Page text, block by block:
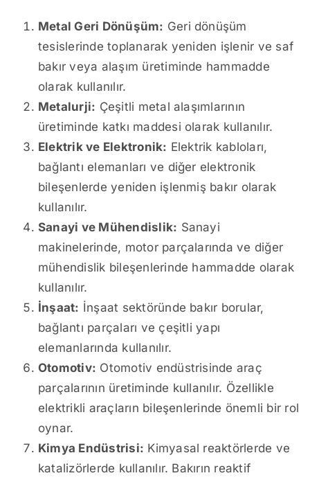
Metal Geri Dönüşüm: Geri dönüşüm
tesislerinde toplanarak yeniden işlenir ve saf
bakır veya alaşım üretiminde hammadde
olarak kullanılır.
Metalurji: Çeşitli metal alaşımlarının
üretiminde katkı maddesi olarak kullanılır.
Elektrik ve Elektronik: Elektrik kabloları,
bağlantı elemanları ve diğer elektronik
bileşenlerde yeniden işlenmiş bakır olarak
kullanılır.
Sanayi ve Mühendislik: Sanayi
makinelerinde, motor parçalarında ve diğer
mühendislik bileşenlerinde hammadde olarak
kullanılır.
İnşaat: İnşaat sektöründe bakır borular,
bağlantı parçaları ve çeşitli yapı
elemanlarında kullanılır.
Otomotiv: Otomotiv endüstrisinde araç
parçalarının üretiminde kullanılır. Özellikle
elektrikli araçların bileşenlerinde önemli bir rol
oynar.
Kimya Endüstrisi: Kimyasal reaktörlerde ve
katalizörlerde kullanılır. Bakırın reaktif